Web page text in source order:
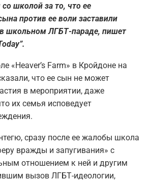
школой за то, что ее
против ее воли заставили
в школьном ЛГБТ-параде, пишет
«Heaver’s Farm» в Кройдоне на
что ее сын не может
в мероприятии, даже
их семья исповедует
сразу после ее жалобы школа
вражды и запугивания» с
отношением к ней и другим
вызов ЛГБТ-идеологии,